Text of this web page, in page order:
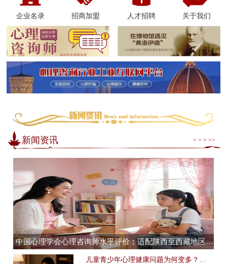
企业名录 招商加盟 人才招聘 关于我们
新闻资讯 > > > >>
中国心理学会心理咨询师水平评价：适配陕西至西藏地区，心理咨询师水平评价全流程服务提供商
儿童青少年心理健康问题为何变多？应